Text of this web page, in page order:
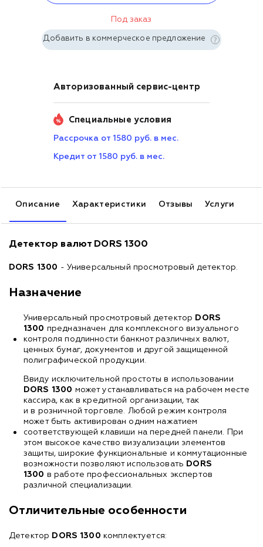
Под заказ
Добавить в коммерческое предложение
Авторизованный сервис-центр
Специальные условия
Рассрочка от 1580 руб. в мес.
Кредит от 1580 руб. в мес.
Описание Характеристики Отзывы Услуги
Детектор валют DORS 1300
DORS 1300 - Универсальный просмотровый детектор.
Назначение
Универсальный просмотровый детектор DORS
1300 предназначен для комплексного визуального
контроля подлинности банкнот различных валют,
ценных бумаг, документов и другой защищенной
полиграфической продукции.
Ввиду исключительной простоты в использовании
DORS 1300 может устанавливаться на рабочем месте
кассира, как в кредитной организации, так
и в розничной торговле. Любой режим контроля
может быть активирован одним нажатием
соответствующей клавиши на передней панели. При
этом высокое качество визуализации элементов
защиты, широкие функциональные и коммутационные
возможности позволяют использовать DORS
1300 в работе профессиональных экспертов
различной специализации.
Отличительные особенности
Детектор DORS 1300 комплектуется: